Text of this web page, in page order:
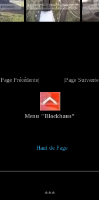
Page Précédente| |Page Suivante
Menu "Blockhaus"
Haut de Page
***